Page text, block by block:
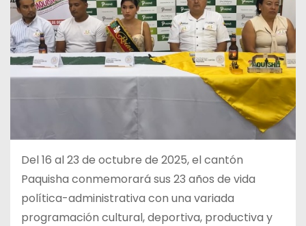
Del 16 al 23 de octubre de 2025, el cantón
Paquisha conmemorará sus 23 años de vida
política-administrativa con una variada
programación cultural, deportiva, productiva y